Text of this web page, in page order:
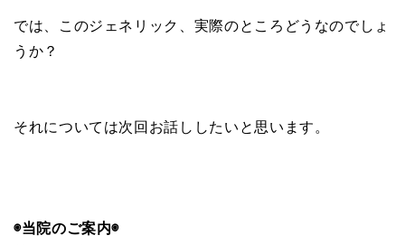
では、このジェネリック、実際のところどうなのでしょ
うか？
それについては次回お話ししたいと思います。
◉当院のご案内◉